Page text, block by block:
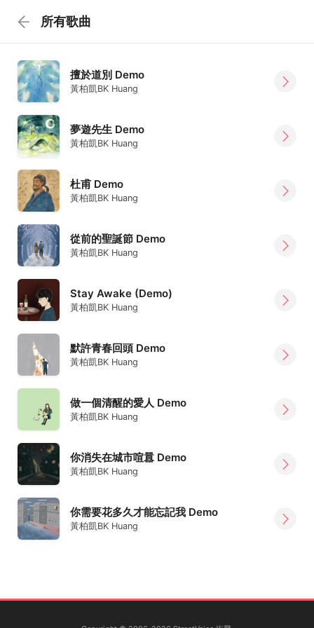
所有歌曲
擅於道別 Demo
黃柏凱BK Huang
夢遊先生 Demo
黃柏凱BK Huang
杜甫 Demo
黃柏凱BK Huang
從前的聖誕節 Demo
黃柏凱BK Huang
Stay Awake (Demo)
黃柏凱BK Huang
默許青春回頭 Demo
黃柏凱BK Huang
做一個清醒的愛人 Demo
黃柏凱BK Huang
你消失在城市喧囂 Demo
黃柏凱BK Huang
你需要花多久才能忘記我 Demo
黃柏凱BK Huang